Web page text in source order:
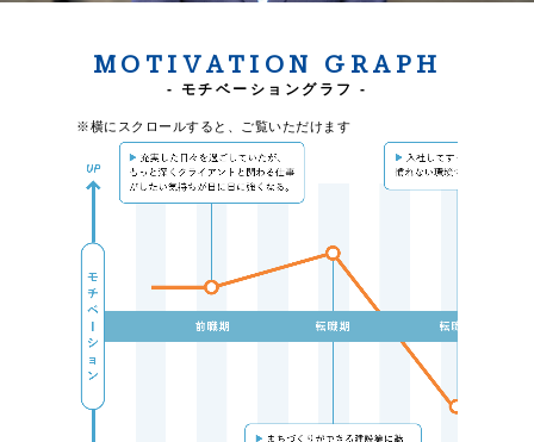
MOTIVATION GRAPH
- モチベーショングラフ -
※横にスクロールすると、ご覧いただけます